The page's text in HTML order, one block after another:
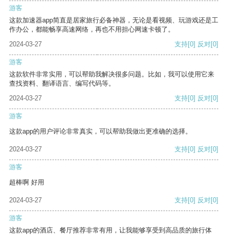
游客
这款加速器app简直是居家旅行必备神器，无论是看视频、玩游戏还是工
作办公，都能畅享高速网络，再也不用担心网速卡顿了。
2024-03-27
支持[0] 反对[0]
游客
这款软件非常实用，可以帮助我解决很多问题。比如，我可以使用它来
查找资料、翻译语言、编写代码等。
2024-03-27
支持[0] 反对[0]
游客
这款app的用户评论非常真实，可以帮助我做出更准确的选择。
2024-03-27 支持[0] 反对[0]
游客
超棒啊 好用
2024-03-27 支持[0] 反对[0]
游客
这款app的酒店、餐厅推荐非常有用，让我能够享受到高品质的旅行体